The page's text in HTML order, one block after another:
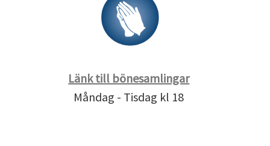
Länk till bönesamlingar
Måndag - Tisdag kl 18